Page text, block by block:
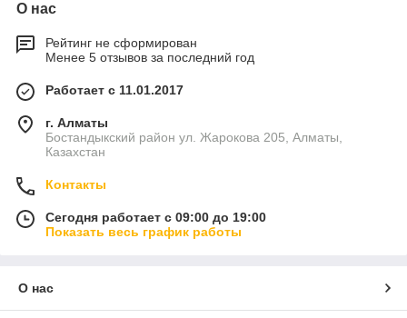
О нас
Рейтинг не сформирован
Менее 5 отзывов за последний год
Работает с 11.01.2017
г. Алматы
Бостандыкский район ул. Жарокова 205, Алматы,
Казахстан
Контакты
Сегодня работает с 09:00 до 19:00
Показать весь график работы
О нас